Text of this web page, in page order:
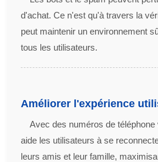
d'achat. Ce n'est qu'à travers la
peut maintenir un environnement
tous les utilisateurs.
Améliorer l'expérience
Avec des numéros de
aide les utilisateurs à se
leurs amis et leur famille,